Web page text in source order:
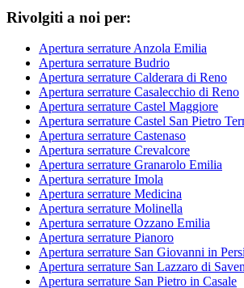
Rivolgiti a noi per:
Apertura serrature Anzola Emilia
Apertura serrature Budrio
Apertura serrature Calderara di Reno
Apertura serrature Casalecchio di Reno
Apertura serrature Castel Maggiore
Apertura serrature Castel San Pietro
Apertura serrature Castenaso
Apertura serrature Crevalcore
Apertura serrature Granarolo Emilia
Apertura serrature Imola
Apertura serrature Medicina
Apertura serrature Molinella
Apertura serrature Ozzano Emilia
Apertura serrature Pianoro
Apertura serrature San Giovanni in
Apertura serrature San Lazzaro di
Apertura serrature San Pietro in Casale